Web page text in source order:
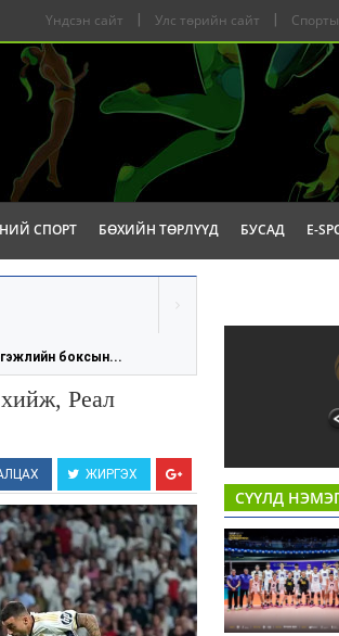
Үндсэн сайт Улс төрийн сайт
СПОРТ БӨХИЙН ТӨРЛҮҮД БУСАД E-
боксын...
хийж, Реал
ЖИРГЭХ
СҮҮЛД